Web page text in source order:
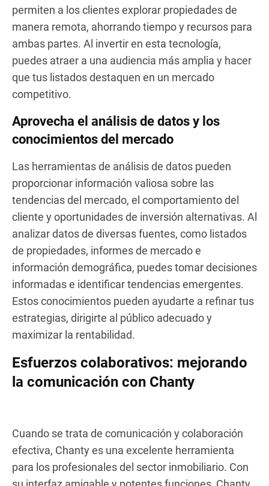
permiten a los clientes explorar propiedades de
manera remota, ahorrando tiempo y recursos para
ambas partes. Al invertir en esta tecnología,
puedes atraer a una audiencia más amplia y hacer
que tus listados destaquen en un mercado
competitivo.
Aprovecha el análisis de datos y los
conocimientos del mercado
Las herramientas de análisis de datos pueden
proporcionar información valiosa sobre las
tendencias del mercado, el comportamiento del
cliente y oportunidades de inversión alternativas. Al
analizar datos de diversas fuentes, como listados
de propiedades, informes de mercado e
información demográfica, puedes tomar decisiones
informadas e identificar tendencias emergentes.
Estos conocimientos pueden ayudarte a refinar tus
estrategias, dirigirte al público adecuado y
maximizar la rentabilidad.
Esfuerzos colaborativos: mejorando
la comunicación con Chanty
Cuando se trata de comunicación y colaboración
efectiva, Chanty es una excelente herramienta
para los profesionales del sector inmobiliario. Con